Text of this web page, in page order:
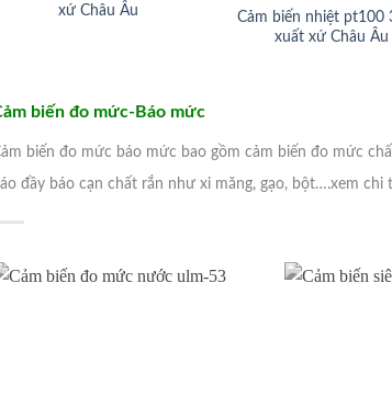
xứ Châu Âu
Cảm biến nhiệt pt100
xuất xứ Châu Âu
biến đo mức-Báo mức
biến đo mức báo mức bao gồm cảm biến đo mức
đầy báo cạn chất rắn như xi măng, gạo, bột….xem chi